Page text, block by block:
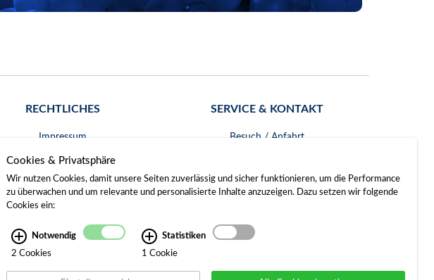
RECHTLICHES
Impressum
AGB
Widerrufsrecht
Gerichtsstand
SERVICE & KONTAKT
Besuch / Anfahrt
Cookies & Privatsphäre
Wir nutzen Cookies, damit unsere Seiten zuverlässig und sicher funktionieren, um die Performance
zu überwachen und um relevante und personalisierte Inhalte anzuzeigen. Dazu setzen wir folgende
Cookies ein:
Notwendig
2 Cookies
Statistiken
1 Cookie